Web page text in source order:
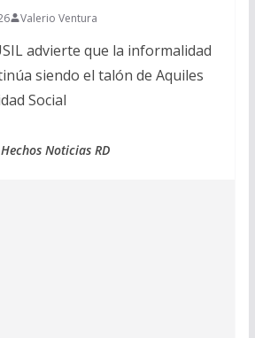
Valerio Ventura
advierte que la informalidad
siendo el talón de Aquiles
Social
Noticias RD